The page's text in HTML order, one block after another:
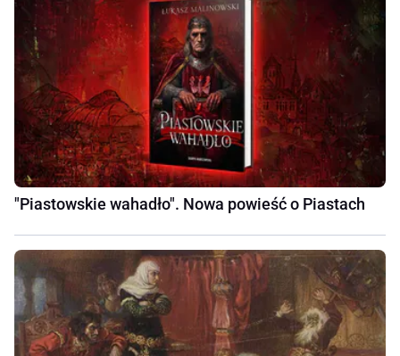
"Piastowskie wahadło". Nowa powieść o Piastach